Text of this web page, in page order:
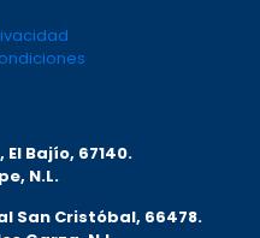
Bajío, 67140.
N.L.
San Cristóbal, 66478.